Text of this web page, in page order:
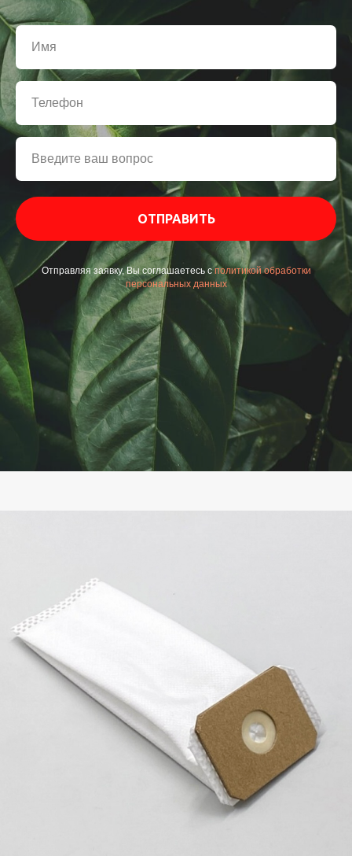
ОТПРАВИТЬ
Отправляя заявку, Вы соглашаетесь сполитикой обработки
персональных данных